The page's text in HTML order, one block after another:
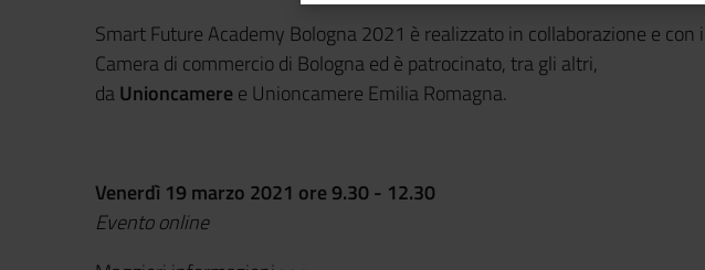
Smart Future Academy Bologna 2021 è realizzato in collaborazione e
Camera di commercio di Bologna ed è patrocinato, tra gli altri,
daUnioncameree Unioncamere Emilia Romagna.
Venerdì 19 marzo 2021 ore 9.30 - 12.30
Evento online